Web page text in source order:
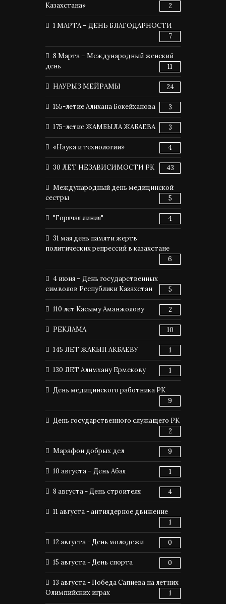
Казахстана»
2
1 МАРТА – ДЕНЬ БЛАГОДАРНОСТИ
7
8 Марта – Международный женский
день
11
НАУРЫЗ МЕЙРАМЫ 24
155-летие Алихана Бокейханова 3
175-летие ЖАМБЫЛА ЖАБАЕВА 3
«Наука и технологии» 4
30 ЛЕТ НЕЗАВИСИМОСТИ РК 43
Международный день медицинской
сестры
5
"Горячая линия" 4
31 мая день памяти жертв
политических репрессий в казахстане
6
4 июня – День государственных
символов Республики Казахстан
5
110 лет Касыму Аманжолову 2
РЕКЛАМА 10
145 ЛЕТ ЖАКЫП АКБАЕВУ 1
130 ЛЕТ Алимхану Ермекову 1
День медицинского работника РК
9
День государственного служащего РК
2
Марафон добрых дел 9
10 августа – День Абая 1
8 августа - День строителя 4
11 августа - антиядерное движение
1
12 августа - День молодежи 0
15 августа - День спорта 0
13 августа - Победа Сапиева на летних
Олимпийских играх
1